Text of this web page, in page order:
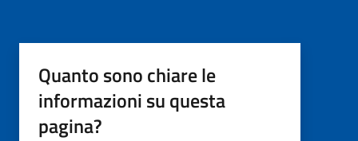
Quanto sono chiare le
informazioni su questa
pagina?